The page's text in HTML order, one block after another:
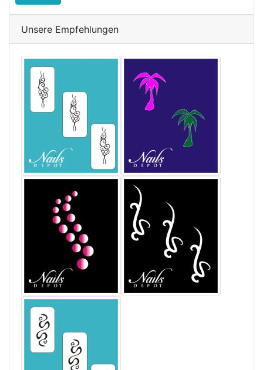
Unsere Empfehlungen